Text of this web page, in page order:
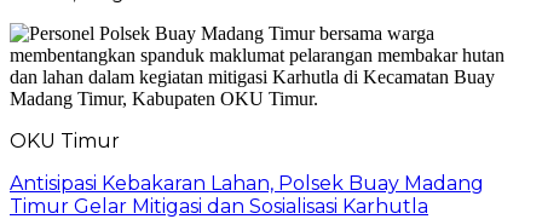
OKU Timur
Antisipasi Kebakaran Lahan, Polsek Buay Madang
Timur Gelar Mitigasi dan Sosialisasi Karhutla